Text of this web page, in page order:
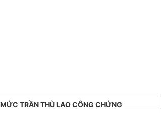
MỨC TRẦN THÙ LAO CÔNG CHỨNG